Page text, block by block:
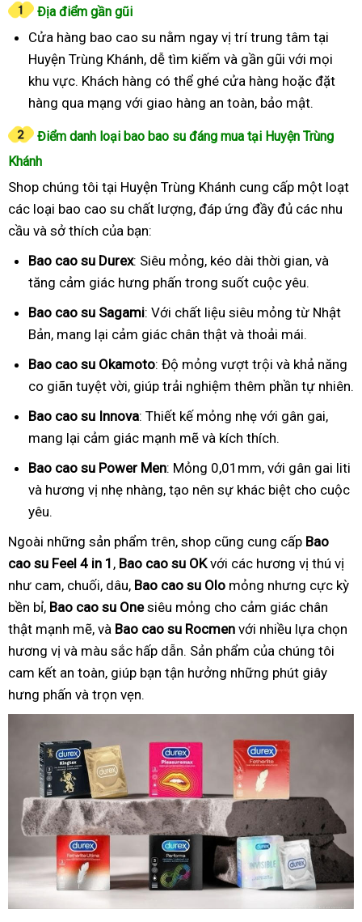
Địa điểm gần gũi
Cửa hàng bao cao su nằm ngay vị trí trung tâm tại
Huyện Trùng Khánh, dễ tìm kiếm và gần gũi với mọi
khu vực. Khách hàng có thể ghé cửa hàng hoặc đặt
hàng qua mạng với giao hàng an toàn, bảo mật.
Điểm danh loại bao bao su đáng mua tại Huyện Trùng
Khánh
Shop chúng tôi tại Huyện Trùng Khánh cung cấp một loạt
các loại bao cao su chất lượng, đáp ứng đầy đủ các nhu
cầu và sở thích của bạn:
Bao cao su Durex: Siêu mỏng, kéo dài thời gian, và
tăng cảm giác hưng phấn trong suốt cuộc yêu.
Bao cao su Sagami: Với chất liệu siêu mỏng từ Nhật
Bản, mang lại cảm giác chân thật và thoải mái.
Bao cao su Okamoto: Độ mỏng vượt trội và khả năng
co giãn tuyệt vời, giúp trải nghiệm thêm phần tự nhiên.
Bao cao su Innova: Thiết kế mỏng nhẹ với gân gai,
mang lại cảm giác mạnh mẽ và kích thích.
Bao cao su Power Men: Mỏng 0,01mm, với gân gai liti
và hương vị nhẹ nhàng, tạo nên sự khác biệt cho cuộc
yêu.
Ngoài những sản phẩm trên, shop cũng cung cấp Bao
cao su Feel 4 in 1 , Bao cao su OKvới các hương vị thú vị
như cam, chuối, dâu, Bao cao su Olo mỏng nhưng cực kỳ
bền bỉ, Bao cao su Onesiêu mỏng cho cảm giác chân
thật mạnh mẽ, và Bao cao su Rocmen với nhiều lựa chọn
hương vị và màu sắc hấp dẫn. Sản phẩm của chúng tôi
cam kết an toàn, giúp bạn tận hưởng những phút giây
hưng phấn và trọn vẹn.